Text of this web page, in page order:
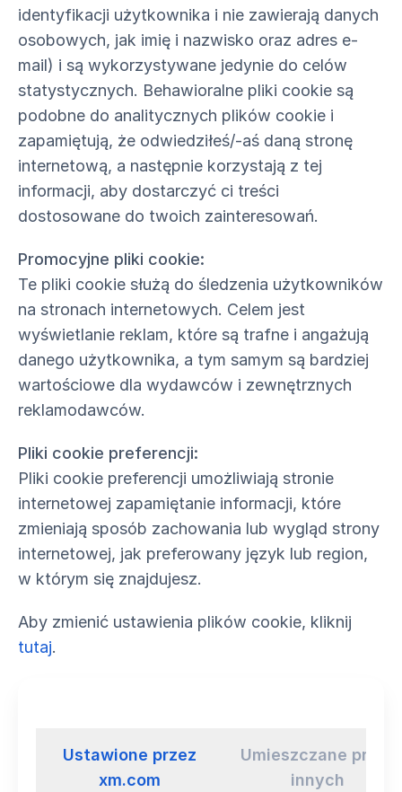
identyfikacji użytkownika i nie zawierają danych
osobowych, jak imię i nazwisko oraz adres e-
mail) i są wykorzystywane jedynie do celów
statystycznych. Behawioralne pliki cookie są
podobne do analitycznych plików cookie i
zapamiętują, że odwiedziłeś/-aś daną stronę
internetową, a następnie korzystają z tej
informacji, aby dostarczyć ci treści
dostosowane do twoich zainteresowań.
Promocyjne pliki cookie:
Te pliki cookie służą do śledzenia użytkowników
na stronach internetowych. Celem jest
wyświetlanie reklam, które są trafne i angażują
danego użytkownika, a tym samym są bardziej
wartościowe dla wydawców i zewnętrznych
reklamodawców.
Pliki cookie preferencji:
Pliki cookie preferencji umożliwiają stronie
internetowej zapamiętanie informacji, które
zmieniają sposób zachowania lub wygląd strony
internetowej, jak preferowany język lub region,
w którym się znajdujesz.
Aby zmienić ustawienia plików cookie, kliknij
tutaj.
Ustawione przez
xm.com
Umieszczane przez
innych